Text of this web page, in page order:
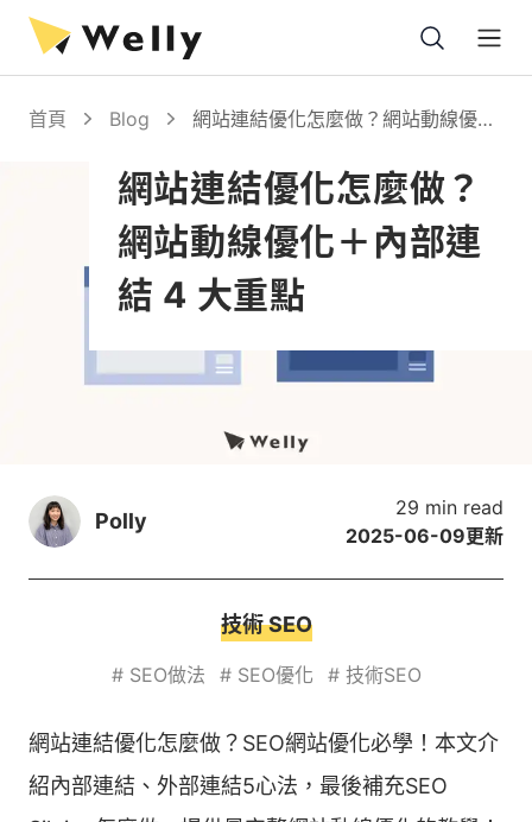
首頁 Blog
網站連結優化怎麼做？網站動線優化
網站連結優化怎麼做？
網站動線優化＋內部連
結 4 大重點
Polly
29 min read
2025-06-09更新
技術 SEO
# SEO做法 # SEO優化 # 技術SEO
網站連結優化怎麼做？SEO網站優化必學！本文介
紹內部連結、外部連結5心法，最後補充SEO